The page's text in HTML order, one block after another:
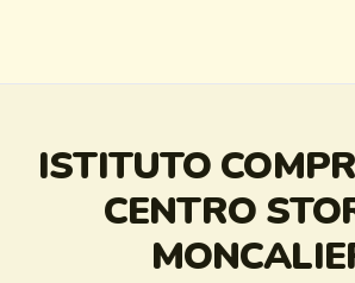
CHI
I SALVATI
FORMAZIONE
ISTITUTO
CENTRO